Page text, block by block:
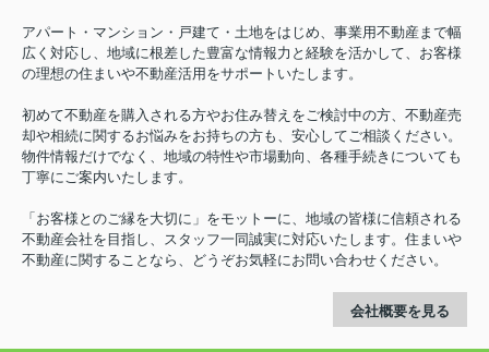
アパート・マンション・戸建て・土地をはじめ、事業用不動産まで幅
広く対応し、地域に根差した豊富な情報力と経験を活かして、お客様
の理想の住まいや不動産活用をサポートいたします。
初めて不動産を購入される方やお住み替えをご検討中の方、不動産売
却や相続に関するお悩みをお持ちの方も、安心してご相談ください。
物件情報だけでなく、地域の特性や市場動向、各種手続きについても
丁寧にご案内いたします。
「お客様とのご縁を大切に」をモットーに、地域の皆様に信頼される
不動産会社を目指し、スタッフ一同誠実に対応いたします。住まいや
不動産に関することなら、どうぞお気軽にお問い合わせください。
会社概要を見る